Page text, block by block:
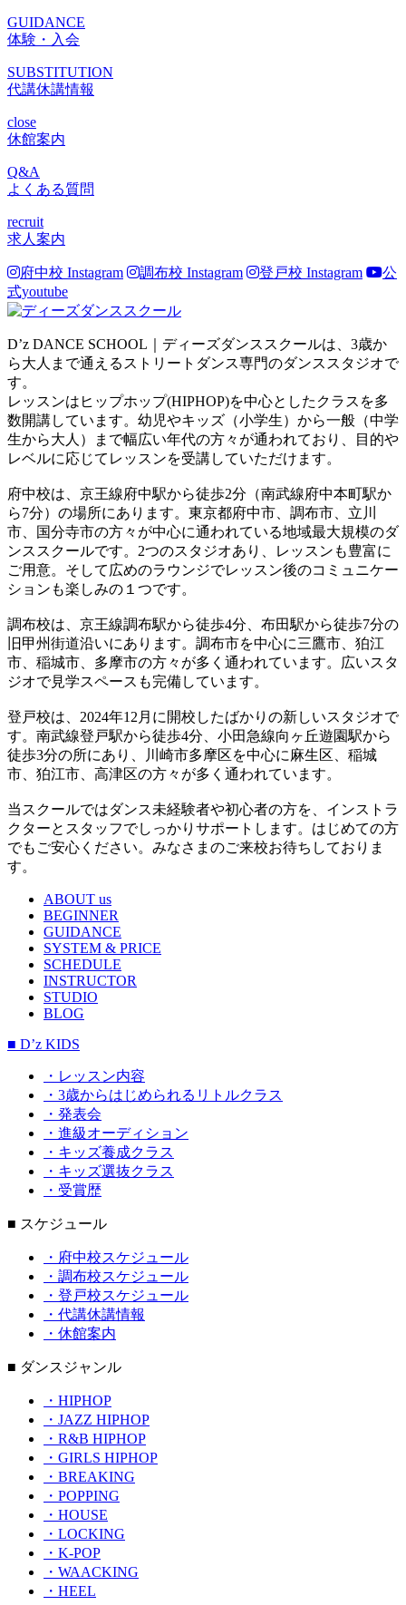
GUIDANCE
体験・入会
SUBSTITUTION
代講休講情報
close
休館案内
Q&A
よくある質問
recruit
求人案内
府中校 Instagram 調布校 Instagram 登戸校 Instagram
公
式youtube
D’z DANCE SCHOOL｜ディーズダンススクールは、3歳か
ら大人まで通えるストリートダンス専門のダンススタジオで
す。
レッスンはヒップホップ(HIPHOP)を中心としたクラスを多
数開講しています。幼児やキッズ（小学生）から一般（中学
生から大人）まで幅広い年代の方々が通われており、目的や
レベルに応じてレッスンを受講していただけます。
府中校は、京王線府中駅から徒歩2分（南武線府中本町駅か
ら7分）の場所にあります。東京都府中市、調布市、立川
市、国分寺市の方々が中心に通われている地域最大規模のダ
ンススクールです。2つのスタジオあり、レッスンも豊富に
ご用意。そして広めのラウンジでレッスン後のコミュニケー
ションも楽しみの１つです。
調布校は、京王線調布駅から徒歩4分、布田駅から徒歩7分の
旧甲州街道沿いにあります。調布市を中心に三鷹市、狛江
市、稲城市、多摩市の方々が多く通われています。広いスタ
ジオで見学スペースも完備しています。
登戸校は、2024年12月に開校したばかりの新しいスタジオで
す。南武線登戸駅から徒歩4分、小田急線向ヶ丘遊園駅から
徒歩3分の所にあり、川崎市多摩区を中心に麻生区、稲城
市、狛江市、高津区の方々が多く通われています。
当スクールではダンス未経験者や初心者の方を、インストラ
クターとスタッフでしっかりサポートします。はじめての方
でもご安心ください。みなさまのご来校お待ちしておりま
す。
ABOUT us
BEGINNER
GUIDANCE
SYSTEM & PRICE
SCHEDULE
INSTRUCTOR
STUDIO
BLOG
■ D’z KIDS
・レッスン内容
・3歳からはじめられるリトルクラス
・発表会
・進級オーディション
・キッズ養成クラス
・キッズ選抜クラス
・受賞歴
■ スケジュール
・府中校スケジュール
・調布校スケジュール
・登戸校スケジュール
・代講休講情報
・休館案内
■ ダンスジャンル
・HIPHOP
・JAZZ HIPHOP
・R&B HIPHOP
・GIRLS HIPHOP
・BREAKING
・POPPING
・HOUSE
・LOCKING
・K-POP
・WAACKING
・HEEL